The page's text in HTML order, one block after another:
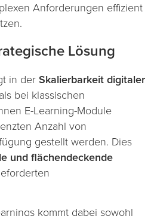
Anforderungen effizient
Lösung
in der Skalierbarkeit digitaler
bei klassischen
E-Learning-Module
Anzahl von
gestellt werden. Dies
und flächendeckende
kommt dabei sowohl